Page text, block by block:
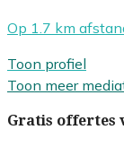
Op 1.7 km
Toon profiel
Toon meer
Gratis offertes